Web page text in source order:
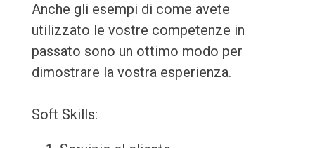
Anche gli esempi di come avete
utilizzato le vostre competenze in
passato sono un ottimo modo per
dimostrare la vostra esperienza.
Soft Skills: